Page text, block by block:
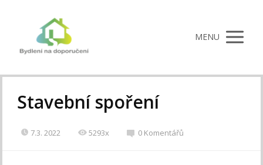
MENU
Stavební spoření
7.3. 2022 5293x 0 Komentářů